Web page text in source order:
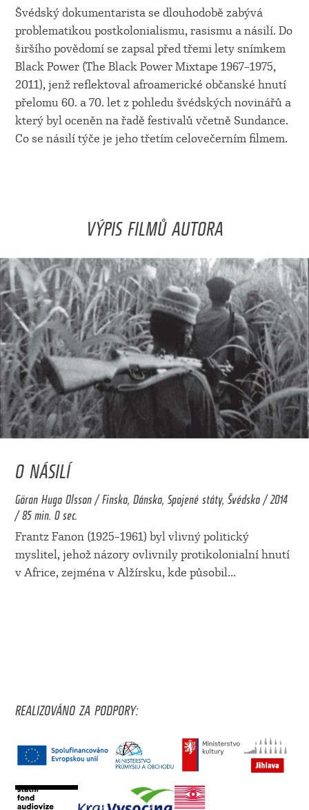
Švédský dokumentarista se dlouhodobě zabývá
problematikou postkolonialismu, rasismu a násilí. Do
širšího povědomí se zapsal před třemi lety snímkem
Black Power (The Black Power Mixtape 1967–1975,
2011), jenž reflektoval afroamerické občanské hnutí
přelomu 60. a 70. let z pohledu švédských novinářů a
který byl oceněn na řadě festivalů včetně Sundance.
Co se násilí týče je jeho třetím celovečerním filmem.
VÝPIS FILMŮ AUTORA
O NÁSILÍ
Göran Hugo Olsson / Finsko, Dánsko, Spojené státy, Švédsko / 2014
/ 85 min. 0 sec.
Frantz Fanon (1925–1961) byl vlivný politický
myslitel, jehož názory ovlivnily protikolonialní hnutí
v Africe, zejména v Alžírsku, kde působil...
REALIZOVÁNO ZA PODPORY: